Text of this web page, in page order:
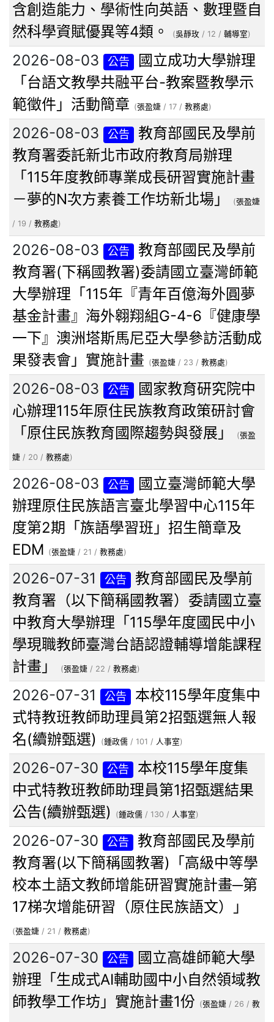
含創造能力、學術性向英語、數理暨自
然科學資賦優異等4類。
(吳靜玫 / 12 / 輔導室)
2026-08-03 公告
國立成功大學辦理
「台語文教學共融平台-教案暨教學示
範徵件」活動簡章 (張盈婕 / 17 / 教務處)
2026-08-03 公告
教育部國民及學前
教育署委託新北市政府教育局辦理
「115年度教師專業成長研習實施計畫
－夢的N次方素養工作坊新北場」
(張盈婕
/ 19 / 教務處)
2026-08-03 公告
教育部國民及學前
教育署(下稱國教署)委請國立臺灣師範
大學辦理「115年『青年百億海外圓夢
基金計畫』海外翱翔組G-4-6『健康學
一下』澳洲塔斯馬尼亞大學參訪活動成
果發表會」實施計畫 (張盈婕 / 23 / 教務處)
2026-08-03 公告
國家教育研究院中
心辦理115年原住民族教育政策研討會
「原住民族教育國際趨勢與發展」
(張盈
婕 / 20 / 教務處)
2026-08-03 公告
國立臺灣師範大學
辦理原住民族語言臺北學習中心115年
度第2期「族語學習班」招生簡章及
EDM (張盈婕 / 21 / 教務處)
2026-07-31 公告
教育部國民及學前
教育署（以下簡稱國教署）委請國立臺
中教育大學辦理「115學年度國民中小
學現職教師臺灣台語認證輔導增能課程
計畫」
(張盈婕 / 22 / 教務處)
2026-07-31 公告
本校115學年度集中
式特教班教師助理員第2招甄選無人報
名(續辦甄選)
(鍾政儒 / 101 / 人事室)
2026-07-30 公告
本校115學年度集
中式特教班教師助理員第1招甄選結果
公告(續辦甄選)
(鍾政儒 / 130 / 人事室)
2026-07-30 公告
教育部國民及學前
教育署(以下簡稱國教署)「高級中等學
校本土語文教師增能研習實施計畫─第
17梯次增能研習（原住民族語文）」
(張盈婕 / 21 / 教務處)
2026-07-30 公告
國立高雄師範大學
辦理「生成式AI輔助國中小自然領域教
師教學工作坊」實施計畫1份 (張盈婕 / 26 / 教